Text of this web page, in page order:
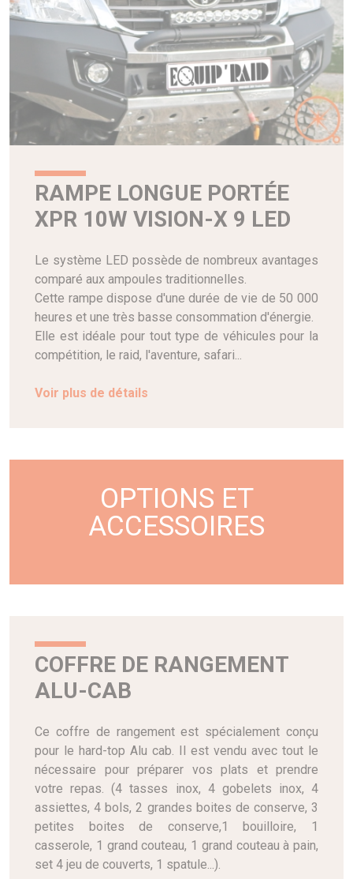
RAMPE LONGUE PORTÉE
XPR 10W VISION-X 9 LED
Le système LED possède de nombreux avantages
comparé aux ampoules traditionnelles.
Cette rampe dispose d'une durée de vie de 50 000
heures et une très basse consommation d'énergie.
Elle est idéale pour tout type de véhicules pour la
compétition, le raid, l'aventure, safari...
Voir plus de détails
OPTIONS ET
ACCESSOIRES
COFFRE DE RANGEMENT
ALU-CAB
Ce coffre de rangement est spécialement conçu
pour le hard-top Alu cab. Il est vendu avec tout le
nécessaire pour préparer vos plats et prendre
votre repas. (4 tasses inox, 4 gobelets inox, 4
assiettes, 4 bols, 2 grandes boites de conserve, 3
petites boites de conserve,1 bouilloire, 1
casserole, 1 grand couteau, 1 grand couteau à pain,
set 4 jeu de couverts, 1 spatule...).